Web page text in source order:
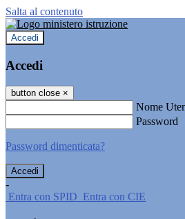
Salta al contenuto
Accedi
Accedi
button close ×
Nome
Password
Password dimenticata?
-
Entra con SPID Entra con CIE